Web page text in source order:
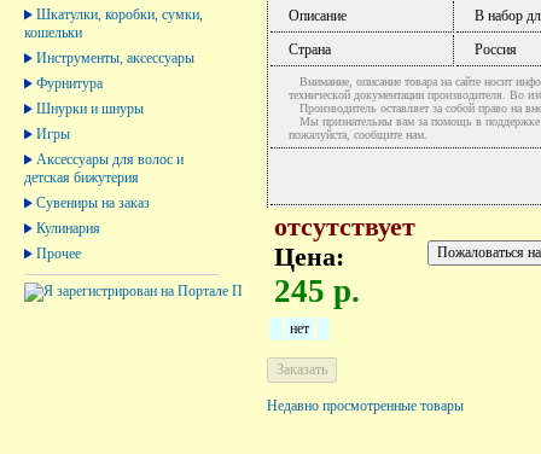
Шкатулки, коробки, сумки,
кошельки
Инструменты, аксессуары
Фурнитура
Шнурки и шнуры
Игры
Аксессуары для волос и
детская бижутерия
Сувениры на заказ
Кулинария
Прочее
Описание
В набор
Страна
Россия
Внимание, описание товара на сайте носит
технической документации производителя. Во
Производитель оставляет за собой право на
Мы признательны вам за помощь в поддержке
пожалуйста, сообщите нам.
отсутствует
Цена:
245 р.
нет
Недавно просмотренные товары